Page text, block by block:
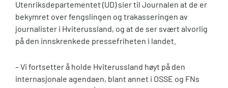
Utenriksdepartementet (UD) sier til Journalen at de er
bekymret over fengslingen og trakasseringen av
journalister i Hviterussland, og at de ser svært alvorlig
på den innskrenkede pressefriheten i landet.
– Vi fortsetter å holde Hviterussland høyt på den
internasjonale agendaen, blant annet i OSSE og FNs